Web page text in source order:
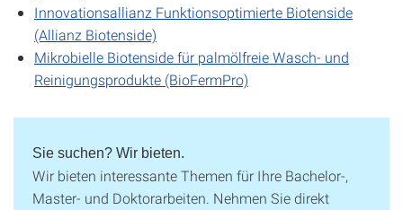
Innovationsallianz Funktionsoptimierte Biotenside
(Allianz Biotenside)
Mikrobielle Biotenside für palmölfreie Wasch- und
Reinigungsprodukte (BioFermPro)
Sie suchen? Wir bieten.
Wir bieten interessante Themen für Ihre Bachelor-,
Master- und Doktorarbeiten. Nehmen Sie direkt